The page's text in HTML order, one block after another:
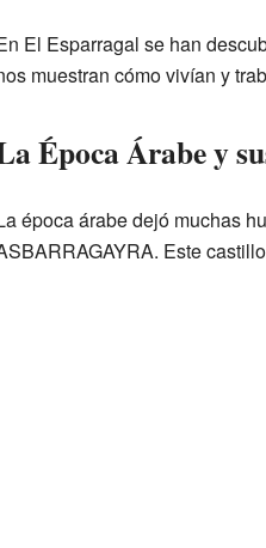
El Esparragal se han
muestran cómo vivían y
Época Árabe y
época árabe dejó muchas
Este